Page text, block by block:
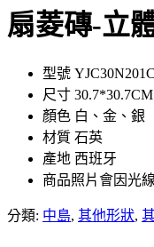
扇菱磚-立
型號
尺寸 30.7*30.7CM
顏色 白、金、銀
材質 石英
產地 西班牙
商品照片會因光
分類: 中島, 其他形狀,